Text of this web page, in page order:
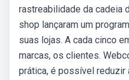
rastreabilidade da cadeia
shop lançaram um
suas lojas. A cada cinco
marcas, os clientes.
prática, é possível reduzir